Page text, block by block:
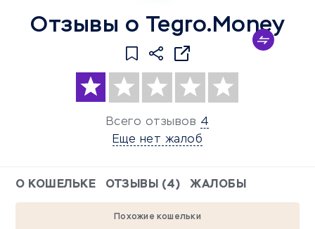
Отзывы о Tegro.Money
Всего отзывов 4
Еще нет жалоб
О КОШЕЛЬКЕ ОТЗЫВЫ (4) ЖАЛОБЫ
Похожие кошельки